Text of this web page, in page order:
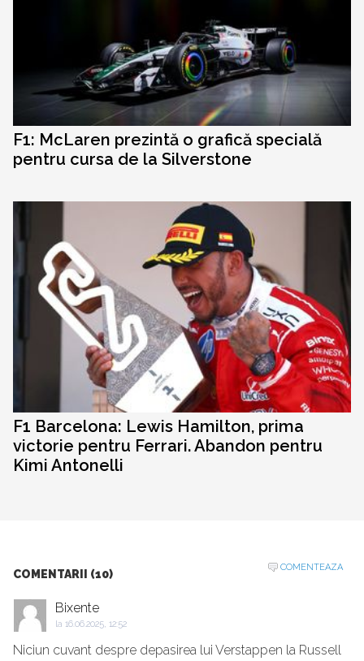
F1: McLaren prezintă o grafică specială
pentru cursa de la Silverstone
F1 Barcelona: Lewis Hamilton, prima
victorie pentru Ferrari. Abandon pentru
Kimi Antonelli
COMENTARII (10)
COMENTEAZA
Bixente
la 16.06.2025, 12:52
Niciun cuvant despre depasirea lui Verstappen la Russell